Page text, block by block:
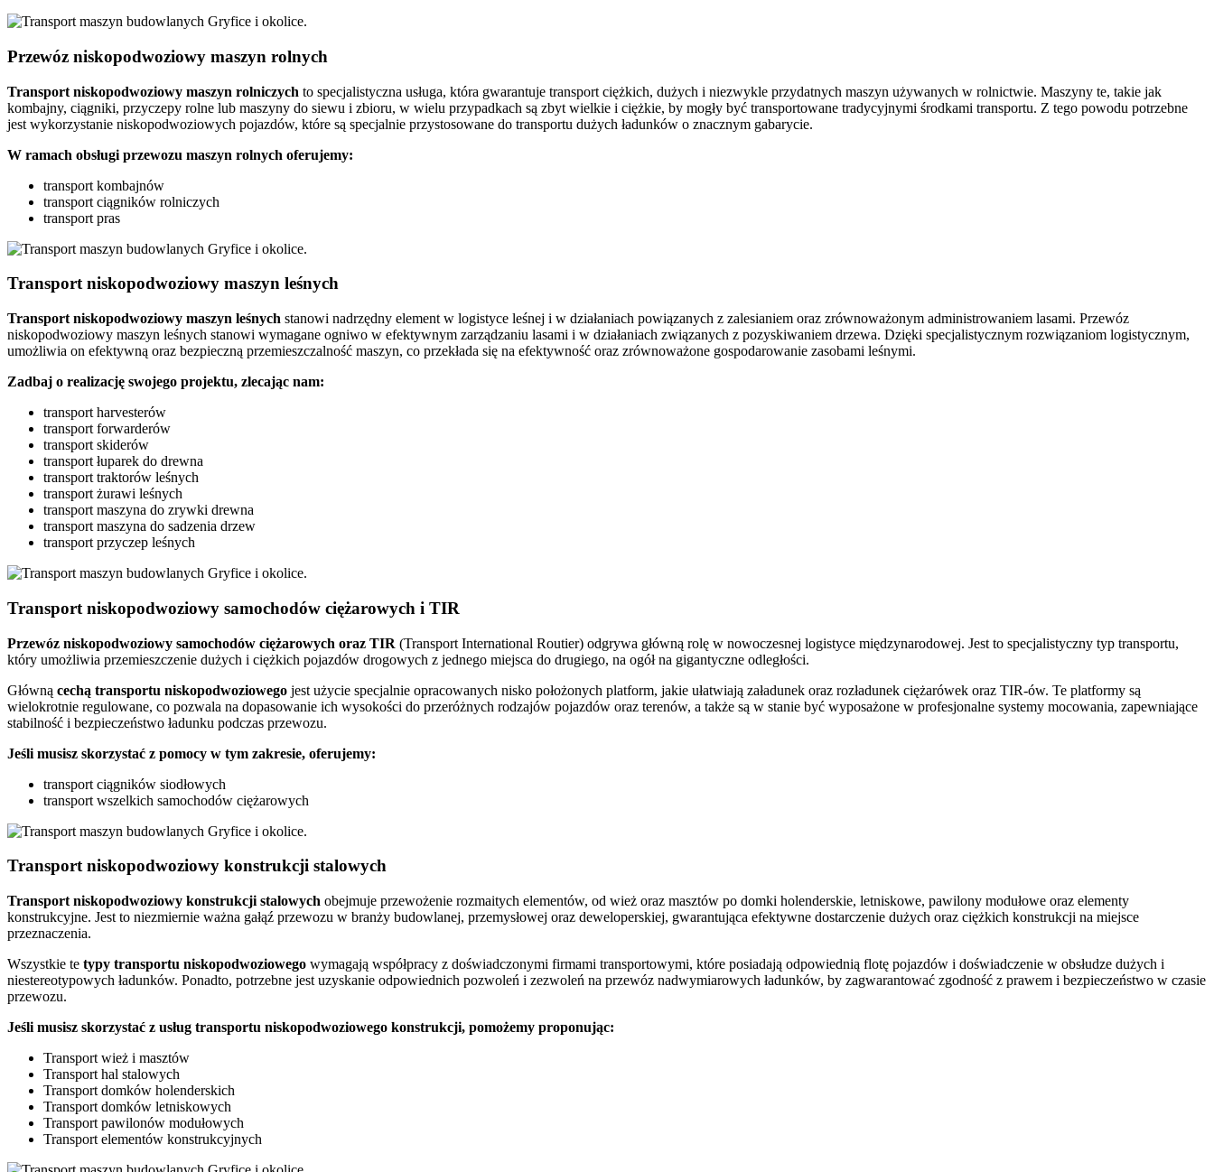
Przewóz niskopodwoziowy maszyn rolnych
Transport niskopodwoziowy maszyn rolniczych to specjalistyczna usługa, która gwarantuje transport ciężkich, dużych i niezwykle przydatnych maszyn używanych w rolnictwie. Maszyny te, takie jak
kombajny, ciągniki, przyczepy rolne lub maszyny do siewu i zbioru, w wielu przypadkach są zbyt wielkie i ciężkie, by mogły być transportowane tradycyjnymi środkami transportu. Z tego powodu potrzebne
jest wykorzystanie niskopodwoziowych pojazdów, które są specjalnie przystosowane do transportu dużych ładunków o znacznym gabarycie.
W ramach obsługi przewozu maszyn rolnych oferujemy:
transport kombajnów
transport ciągników rolniczych
transport pras
Transport niskopodwoziowy maszyn leśnych
Transport niskopodwoziowy maszyn leśnych stanowi nadrzędny element w logistyce leśnej i w działaniach powiązanych z zalesianiem oraz zrównoważonym administrowaniem lasami. Przewóz
niskopodwoziowy maszyn leśnych stanowi wymagane ogniwo w efektywnym zarządzaniu lasami i w działaniach związanych z pozyskiwaniem drzewa. Dzięki specjalistycznym rozwiązaniom logistycznym,
umożliwia on efektywną oraz bezpieczną przemieszczalność maszyn, co przekłada się na efektywność oraz zrównoważone gospodarowanie zasobami leśnymi.
Zadbaj o realizację swojego projektu, zlecając nam:
transport harvesterów
transport forwarderów
transport skiderów
transport łuparek do drewna
transport traktorów leśnych
transport żurawi leśnych
transport maszyna do zrywki drewna
transport maszyna do sadzenia drzew
transport przyczep leśnych
Transport niskopodwoziowy samochodów ciężarowych i TIR
Przewóz niskopodwoziowy samochodów ciężarowych oraz TIR (Transport International Routier) odgrywa główną rolę w nowoczesnej logistyce międzynarodowej. Jest to specjalistyczny typ transportu,
który umożliwia przemieszczenie dużych i ciężkich pojazdów drogowych z jednego miejsca do drugiego, na ogół na gigantyczne odległości.
Główną cechą transportu niskopodwoziowego jest użycie specjalnie opracowanych nisko położonych platform, jakie ułatwiają załadunek oraz rozładunek ciężarówek oraz TIR-ów. Te platformy są
wielokrotnie regulowane, co pozwala na dopasowanie ich wysokości do przeróżnych rodzajów pojazdów oraz terenów, a także są w stanie być wyposażone w profesjonalne systemy mocowania, zapewniające
stabilność i bezpieczeństwo ładunku podczas przewozu.
Jeśli musisz skorzystać z pomocy w tym zakresie, oferujemy:
transport ciągników siodłowych
transport wszelkich samochodów ciężarowych
Transport niskopodwoziowy konstrukcji stalowych
Transport niskopodwoziowy konstrukcji stalowych obejmuje przewożenie rozmaitych elementów, od wież oraz masztów po domki holenderskie, letniskowe, pawilony modułowe oraz elementy
konstrukcyjne. Jest to niezmiernie ważna gałąź przewozu w branży budowlanej, przemysłowej oraz deweloperskiej, gwarantująca efektywne dostarczenie dużych oraz ciężkich konstrukcji na miejsce
przeznaczenia.
Wszystkie te typy transportu niskopodwoziowego wymagają współpracy z doświadczonymi firmami transportowymi, które posiadają odpowiednią flotę pojazdów i doświadczenie w obsłudze dużych i
niestereotypowych ładunków. Ponadto, potrzebne jest uzyskanie odpowiednich pozwoleń i zezwoleń na przewóz nadwymiarowych ładunków, by zagwarantować zgodność z prawem i bezpieczeństwo w czasie
przewozu.
Jeśli musisz skorzystać z usług transportu niskopodwoziowego konstrukcji, pomożemy proponując:
Transport wież i masztów
Transport hal stalowych
Transport domków holenderskich
Transport domków letniskowych
Transport pawilonów modułowych
Transport elementów konstrukcyjnych